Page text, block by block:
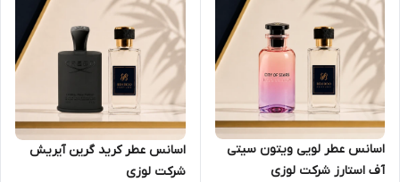
اسانس عطر لویی ویتون سیتی
آف استارز شرکت لوزی
اسانس عطر کرید گرین آیریش
شرکت لوزی